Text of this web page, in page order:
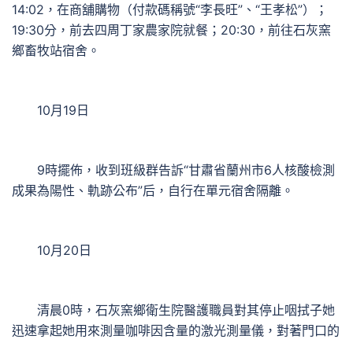
14:02，在商舖購物（付款碼稱號“李長旺”、“王孝松”）；
19:30分，前去四周丁家農家院就餐；20:30，前往石灰窯
鄉畜牧站宿舍。
10月19日
9時擺佈，收到班級群告訴“甘肅省蘭州市6人核酸檢測
成果為陽性、軌跡公布”后，自行在單元宿舍隔離。
10月20日
清晨0時，石灰窯鄉衛生院醫護職員對其停止咽拭子她
迅速拿起她用來測量咖啡因含量的激光測量儀，對著門口的